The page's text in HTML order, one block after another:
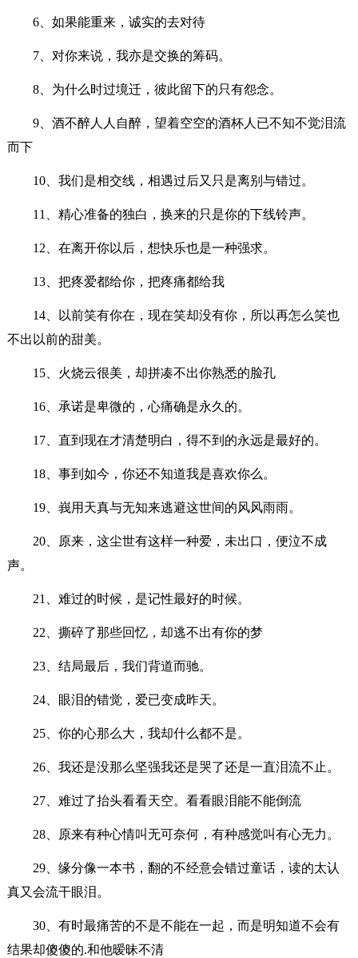
6、如果能重来，诚实的去对待
7、对你来说，我亦是交换的筹码。
8、为什么时过境迁，彼此留下的只有怨念。
9、酒不醉人人自醉，望着空空的酒杯人已不知不觉泪流
而下
10、我们是相交线，相遇过后又只是离别与错过。
11、精心准备的独白，换来的只是你的下线铃声。
12、在离开你以后，想快乐也是一种强求。
13、把疼爱都给你，把疼痛都给我
14、以前笑有你在，现在笑却没有你，所以再怎么笑也
不出以前的甜美。
15、火烧云很美，却拼凑不出你熟悉的脸孔
16、承诺是卑微的，心痛确是永久的。
17、直到现在才清楚明白，得不到的永远是最好的。
18、事到如今，你还不知道我是喜欢你么。
19、峩用天真与无知来逃避这世间的风风雨雨。
20、原来，这尘世有这样一种爱，未出口，便泣不成
声。
21、难过的时候，是记性最好的时候。
22、撕碎了那些回忆，却逃不出有你的梦
23、结局最后，我们背道而驰。
24、眼泪的错觉，爱已变成昨天。
25、你的心那么大，我却什么都不是。
26、我还是没那么坚强我还是哭了还是一直泪流不止。
27、难过了抬头看看天空。看看眼泪能不能倒流
28、原来有种心情叫无可奈何，有种感觉叫有心无力。
29、缘分像一本书，翻的不经意会错过童话，读的太认
真又会流干眼泪。
30、有时最痛苦的不是不能在一起，而是明知道不会有
结果却傻傻的.和他暧昧不清